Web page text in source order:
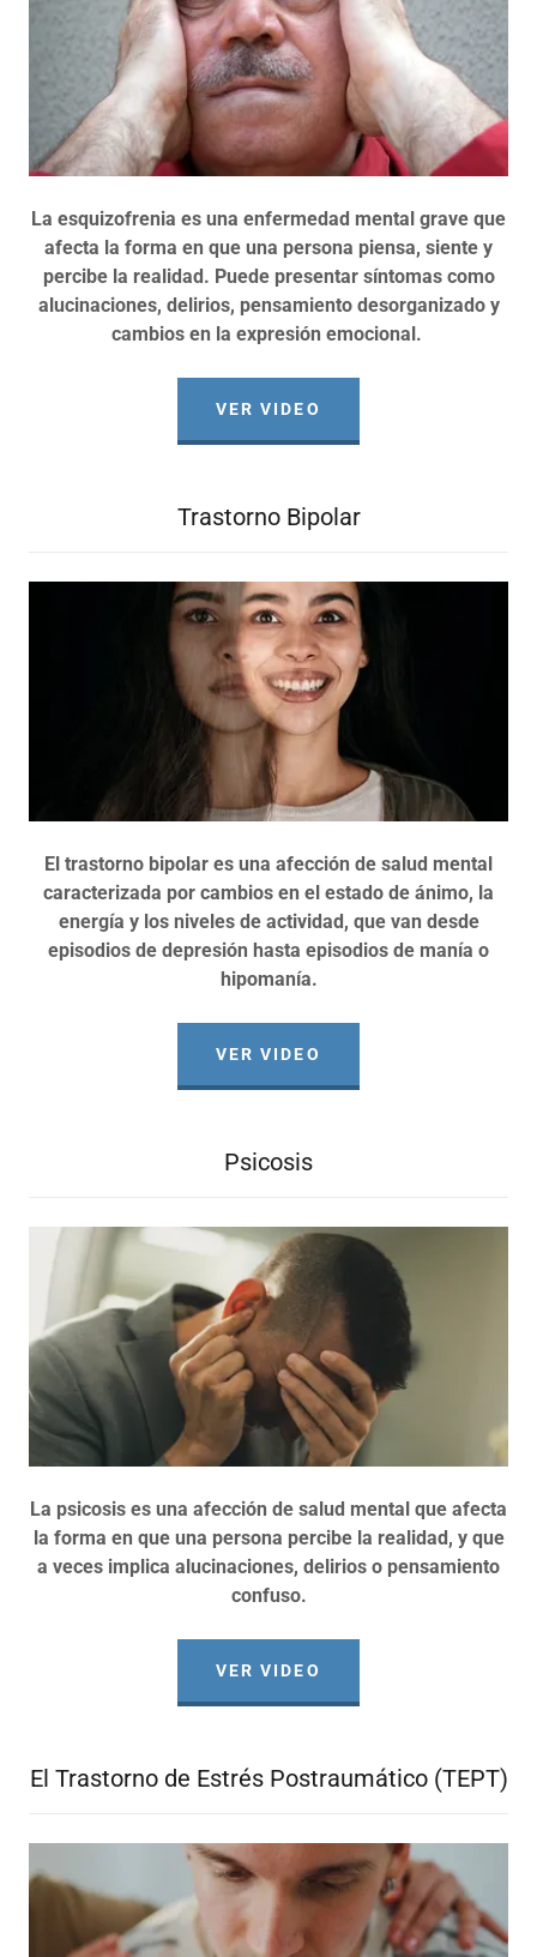
La esquizofrenia es una enfermedad mental grave que
afecta la forma en que una persona piensa, siente y
percibe la realidad. Puede presentar síntomas como
alucinaciones, delirios, pensamiento desorganizado y
cambios en la expresión emocional.
VER VIDEO
Trastorno Bipolar
El trastorno bipolar es una afección de salud mental
caracterizada por cambios en el estado de ánimo, la
energía y los niveles de actividad, que van desde
episodios de depresión hasta episodios de manía o
hipomanía.
VER VIDEO
Psicosis
La psicosis es una afección de salud mental que afecta
la forma en que una persona percibe la realidad, y que
a veces implica alucinaciones, delirios o pensamiento
confuso.
VER VIDEO
El Trastorno de Estrés Postraumático (TEPT)